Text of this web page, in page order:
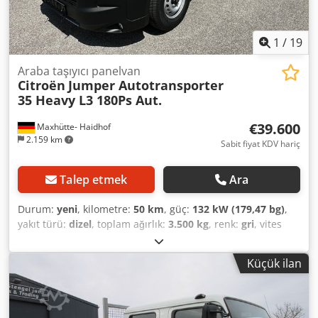
aşağıdaki telefon numaralarından bize ulaşabilirsiniz: *
Konuştuğumuz Diller: Almanca, İngilizce, Fransızca, Lehçe
ve ????? Yazım hataları, yanlışlıklar ve önceden satış için
geçerlidir.
1 / 19
Maxhütte- Haidhof
2.159 km
Araba taşıyıcı panelvan
Citroën Jumper Autotransporter
35 Heavy L3 180Ps Aut.
€39.600
Sabit fiyat KDV hariç
Talep etmek Ara
Durum: yeni, kilometre: 50 km, güç: 132 kW (179,47 bg),
yakıt türü: dizel, toplam ağırlık: 3.500 kg, renk: gri, vites
, emisyon sınıfı:
7.400 mm, toplam genişlik:2.400 mm, toplam yükseklik:
4.800 mm , yükleme
alanı genişliği:
elektronik denge programı (ESP), merkezi kilitleme
Citroën Jumper – iş hayatınızdaki güvenilir ortağınız.
Küçük ilan